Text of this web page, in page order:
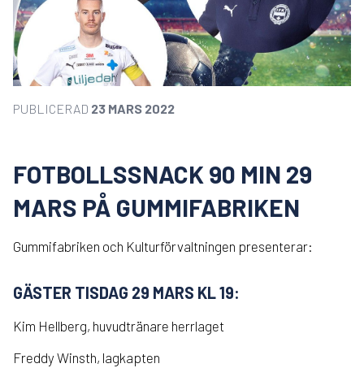
PUBLICERAD 23 MARS 2022
FOTBOLLSSNACK 90 MIN 29
MARS PÅ GUMMIFABRIKEN
Gummifabriken och Kulturförvaltningen presenterar:
GÄSTER TISDAG 29 MARS KL 19:
Kim Hellberg, huvudtränare herrlaget
Freddy Winsth, lagkapten